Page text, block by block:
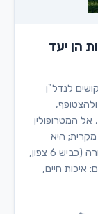
הן יעד
לנדל"ן
אל המטרופולין
מקרית; היא
תוצאה ישירה של השקעות עתק בתשתיות תחבורה (כביש 6 צפון,
איכות חיים,